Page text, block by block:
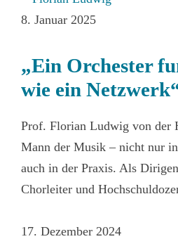
8. Januar 2025
„Ein Orchester
wie ein
Prof. Florian Ludwig von der
Mann der Musik – nicht nur
auch in der Praxis. Als
Chorleiter und
17. Dezember 2024